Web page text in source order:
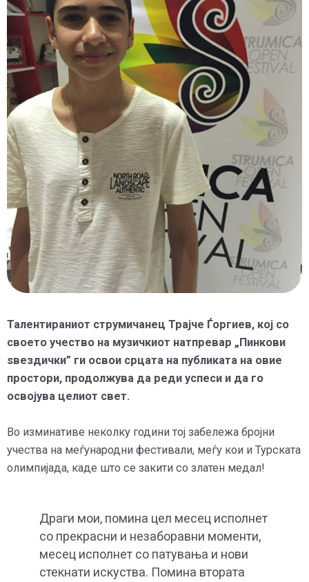
Талентираниот струмичанец Трајче Ѓоргиев, кој со
своето учество на музичкиот натпревар „Пинкови
ѕвездички” ги освои срцата на публиката на овие
простори, продолжува да реди успеси и да го
освојува целиот свет.
Во изминативе неколку години тој забележа бројни
учества на меѓународни фестивали, меѓу кои и Турската
олимпијада, каде што се закити со златен медал!
Драги мои, помина цел месец исполнет
со прекрасни и незаборавни моменти,
месец исполнет со патувања и нови
стекнати искуства. Помина втората